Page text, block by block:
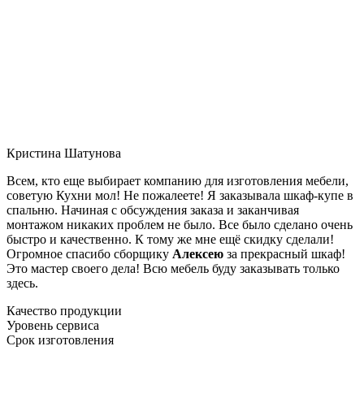
Кристина Шатунова
Всем, кто еще выбирает компанию для изготовления мебели,
советую Кухни мол! Не пожалеете! Я заказывала шкаф-купе в
спальню. Начиная с обсуждения заказа и заканчивая
монтажом никаких проблем не было. Все было сделано очень
быстро и качественно. К тому же мне ещё скидку сделали!
Огромное спасибо сборщику Алексею за прекрасный шкаф!
Это мастер своего дела! Всю мебель буду заказывать только
здесь.
Качество продукции
Уровень сервиса
Срок изготовления